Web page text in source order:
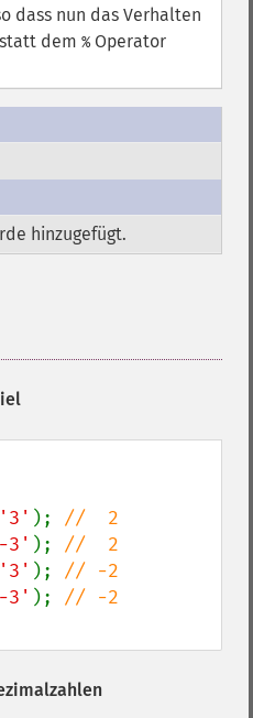
dass nun das Verhalten
statt dem % Operator
hinzugefügt.
'3' );
3' );
'3' );
3' );